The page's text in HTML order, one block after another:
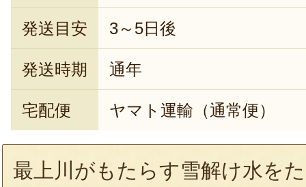
発送目安 3～5日後
発送時期 通年
宅配便 ヤマト運輸（通常便）
最上川がもたらす雪解け水を